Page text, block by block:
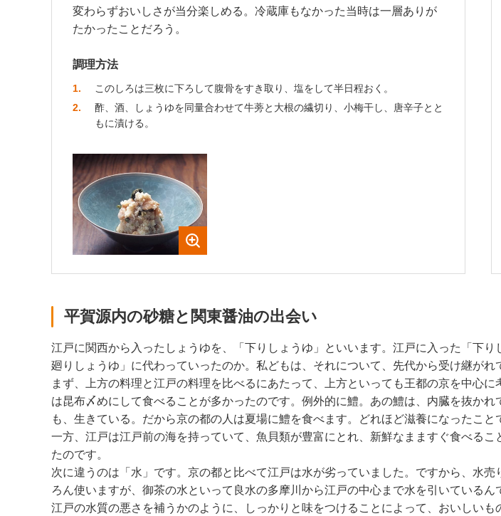
変わらずおいしさが当分楽しめる。冷蔵庫もなかった当時は一層ありが
たかったことだろう。
調理方法
1
このしろは三枚に下ろして腹骨をすき取り、塩をして半日程おく。
2
酢、酒、しょうゆを同量合わせて牛蒡と大根の繊切り、小梅干し、唐辛子とと
もに漬ける。
平賀源内の砂糖と関東醤油の出会い
江戸に関西から入ったしょうゆを、「下りしょうゆ」といいます。江戸に入った「下
廻りしょうゆ」に代わっていったのか。私どもは、それについて、先代から受け継がれ
まず、上方の料理と江戸の料理を比べるにあたって、上方といっても王都の京を中心
は昆布〆めにして食べることが多かったのです。例外的に鱧。あの鱧は、内臓を抜か
も、生きている。だから京の都の人は夏場に鱧を食べます。どれほど滋養になったこと
一方、江戸は江戸前の海を持っていて、魚貝類が豊富にとれ、新鮮なまますぐ食べる
たのです。
次に違うのは「水」です。京の都と比べて江戸は水が劣っていました。ですから、水
ろん使いますが、御茶の水といって良水の多摩川から江戸の中心まで水を引いているん
江戸の水質の悪さを補うかのように、しっかりと味をつけることによって、おいしい